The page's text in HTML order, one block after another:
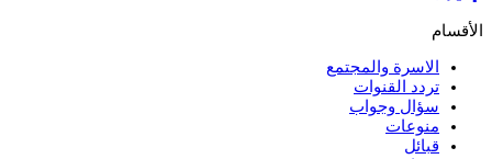
الأقسام
الاسرة والمجتمع
تردد القنوات
سؤال وجواب
منوعات
قبائل